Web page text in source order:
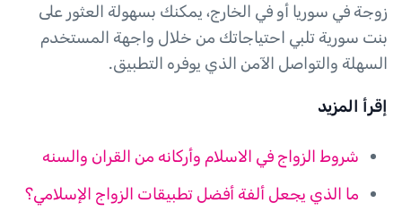
زوجة في سوريا أو في الخارج، يمكنك بسهولة العثور على
بنت سورية تلبي احتياجاتك من خلال واجهة المستخدم
السهلة والتواصل الآمن الذي يوفره التطبيق.
إقرأ المزيد
شروط الزواج في الاسلام وأركانه من القران والسنه
ما الذي يجعل ألفة أفضل تطبيقات الزواج الإسلامي؟